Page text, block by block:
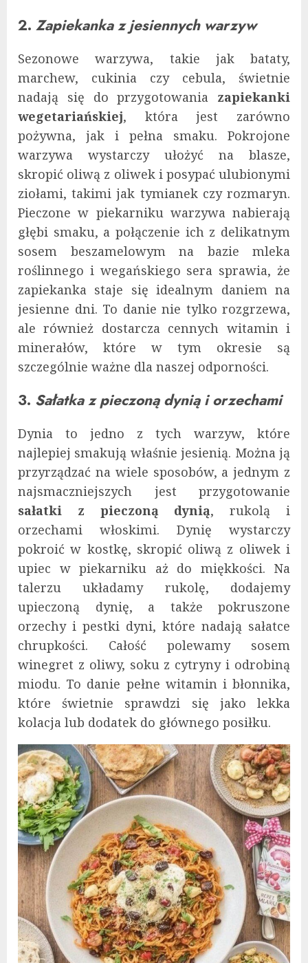
2. Zapiekanka z jesiennych warzyw
Sezonowe warzywa, takie jak bataty,
marchew, cukinia czy cebula, świetnie
nadają się do przygotowania zapiekanki
wegetariańskiej, która jest zarówno
pożywna, jak i pełna smaku. Pokrojone
warzywa wystarczy ułożyć na blasze,
skropić oliwą z oliwek i posypać ulubionymi
ziołami, takimi jak tymianek czy rozmaryn.
Pieczone w piekarniku warzywa nabierają
głębi smaku, a połączenie ich z delikatnym
sosem beszamelowym na bazie mleka
roślinnego i wegańskiego sera sprawia, że
zapiekanka staje się idealnym daniem na
jesienne dni. To danie nie tylko rozgrzewa,
ale również dostarcza cennych witamin i
minerałów, które w tym okresie są
szczególnie ważne dla naszej odporności.
3. Sałatka z pieczoną dynią i orzechami
Dynia to jedno z tych warzyw, które
najlepiej smakują właśnie jesienią. Można ją
przyrządzać na wiele sposobów, a jednym z
najsmaczniejszych jest przygotowanie
sałatki z pieczoną dynią, rukolą i
orzechami włoskimi. Dynię wystarczy
pokroić w kostkę, skropić oliwą z oliwek i
upiec w piekarniku aż do miękkości. Na
talerzu układamy rukolę, dodajemy
upieczoną dynię, a także pokruszone
orzechy i pestki dyni, które nadają sałatce
chrupkości. Całość polewamy sosem
winegret z oliwy, soku z cytryny i odrobiną
miodu. To danie pełne witamin i błonnika,
które świetnie sprawdzi się jako lekka
kolacja lub dodatek do głównego posiłku.